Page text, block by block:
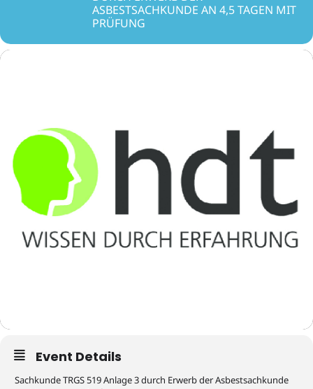
ASBESTSACHKUNDE AN 4,5 TAGEN MIT
PRÜFUNG
Event Details
Sachkunde TRGS 519 Anlage 3 durch Erwerb der Asbestsachkunde